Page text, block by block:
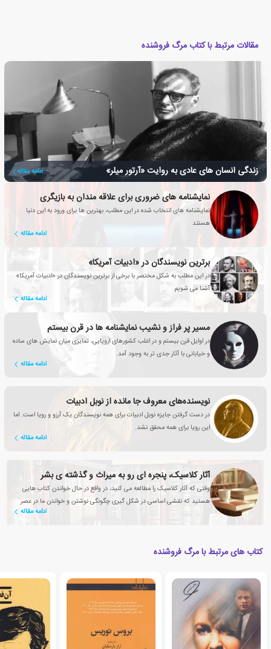
مقالات مرتبط با کتاب مرگ فروشنده
زندگی انسان های عادی به روایت «آرتور میلر» ادامه مقاله
نمایشنامه های ضروری برای علاقه مندان به بازیگری
نمایشنامه های انتخاب شده در این مطلب، بهترین ها برای ورود به این دنیا
هستند
ادامه مقاله
برترین نویسندگان در «ادبیات آمریکا»
در این مطلب به شکل مختصر با برخی از برترین نویسندگان در «ادبیات آمریکا»
آشنا می شویم
ادامه مقاله
مسیر پر فراز و نشیب نمایشنامه ها در قرن بیستم
در اوایل قرن بیستم و در اغلب کشورهای اروپایی، تمایزی میان نمایش های ساده
و خیابانی با آثار جدی تر به وجود آمد.
ادامه مقاله
نویسنده‌های معروف جا مانده از نوبل ادبیات
در دست گرفتن جایزه نوبل ادبیات برای همه نویسندگان یک آرزو و رویا است. اما
این رویا برای همه محقق نشد.
ادامه مقاله
آثار کلاسیک، پنجره ای رو به میراث و گذشته ی بشر
وقتی که آثار کلاسیک را مطالعه می کنید، در واقع در حال خواندن کتاب هایی
هستید که نقشی اساسی در شکل گیری چگونگی نوشتن و خواندن ما در عصر
ادامه مقاله
کتاب های مرتبط با مرگ فروشنده